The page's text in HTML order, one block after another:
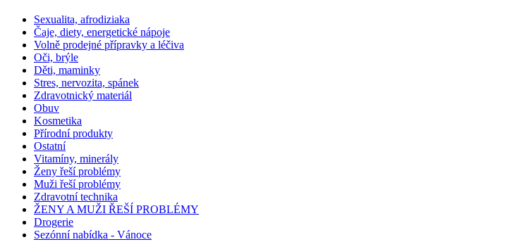
Sexualita, afrodiziaka
Čaje, diety, energetické nápoje
Volně prodejné přípravky a léčiva
Oči, brýle
Děti, maminky
Stres, nervozita, spánek
Zdravotnický materiál
Obuv
Kosmetika
Přírodní produkty
Ostatní
Vitamíny, minerály
Ženy řeší problémy
Muži řeší problémy
Zdravotní technika
ŽENY A MUŽI ŘEŠÍ PROBLÉMY
Drogerie
Sezónní nabídka - Vánoce